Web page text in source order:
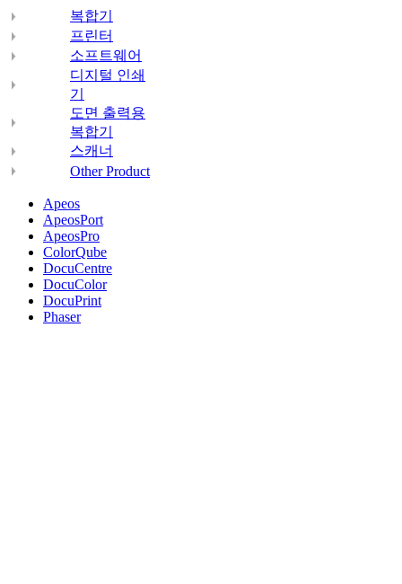
복합기
프린터
소프트웨어
디지털 인쇄
기
도면 출력용
복합기
스캐너
Other Product
Apeos
ApeosPort
ApeosPro
ColorQube
DocuCentre
DocuColor
DocuPrint
Phaser